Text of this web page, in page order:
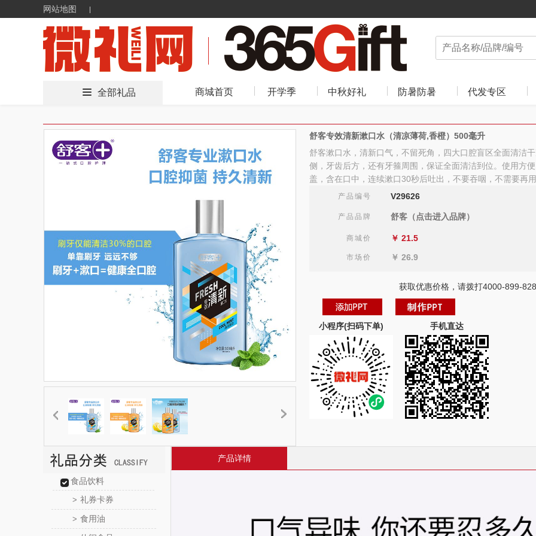
网站地图
全部礼品 商城首页 开学季 中秋好礼 防暑防暑 代发专区
舒客专效清新漱口水（清凉薄荷,香橙）500毫升
舒客漱口水，清新口气，不留死角，四大口腔盲区全面清洁
侧，牙齿后方，还有牙箍周围，保证全面清洁到位。使用方
盖，含在口中，连续漱口30秒后吐出，不要吞咽，不需要再
产品编号 V29626
产品品牌 舒客（点击进入品牌）
商城价 ￥ 21.5
市场价 ￥ 26.9
获取优惠价格，请拨打4000-899-828
小程序(扫码下单) 手机直达
食品饮料
> 礼券卡券
> 食用油
产品详情